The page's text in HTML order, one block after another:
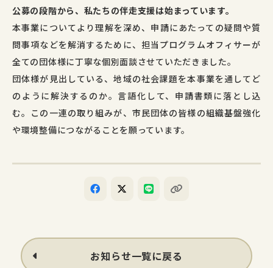
公募の段階から、私たちの伴走支援は始まっています。
本事業についてより理解を深め、申請にあたっての疑問や質
問事項などを解消するために、担当プログラムオフィサーが
全ての団体様に丁寧な個別面談させていただきました。
団体様が見出している、地域の社会課題を本事業を通してど
のように解決するのか。言語化して、申請書類に落とし込
む。この一連の取り組みが、市民団体の皆様の組織基盤強化
や環境整備につながることを願っています。
お知らせ一覧に戻る